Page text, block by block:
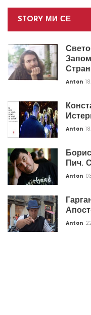
STORY МИ СЕ
Anton
Anton
Пич.
Anton
Anton